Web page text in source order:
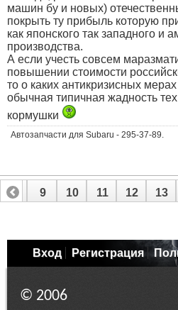
машин бу и новых)
покрыть ту прибыль которую
как японского так западного и
производства.
А если учесть совсем
повышении стоимости
то о каких антикризисных
обычная типичная жадность
кормушки
Автозапчасти для Subaru - 295-37-89.
8 9 10 11 12 13
Вход Регистрация
© 2006